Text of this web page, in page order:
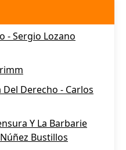
- Sergio Lozano
Del Derecho - Carlos
Y La Barbarie
Bustillos